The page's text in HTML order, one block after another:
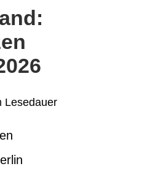
Lesedauer